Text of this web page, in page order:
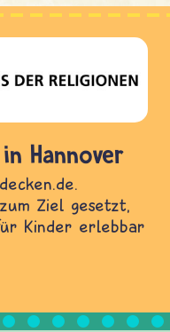
Hannover
Ziel gesetzt,
Kinder erlebbar